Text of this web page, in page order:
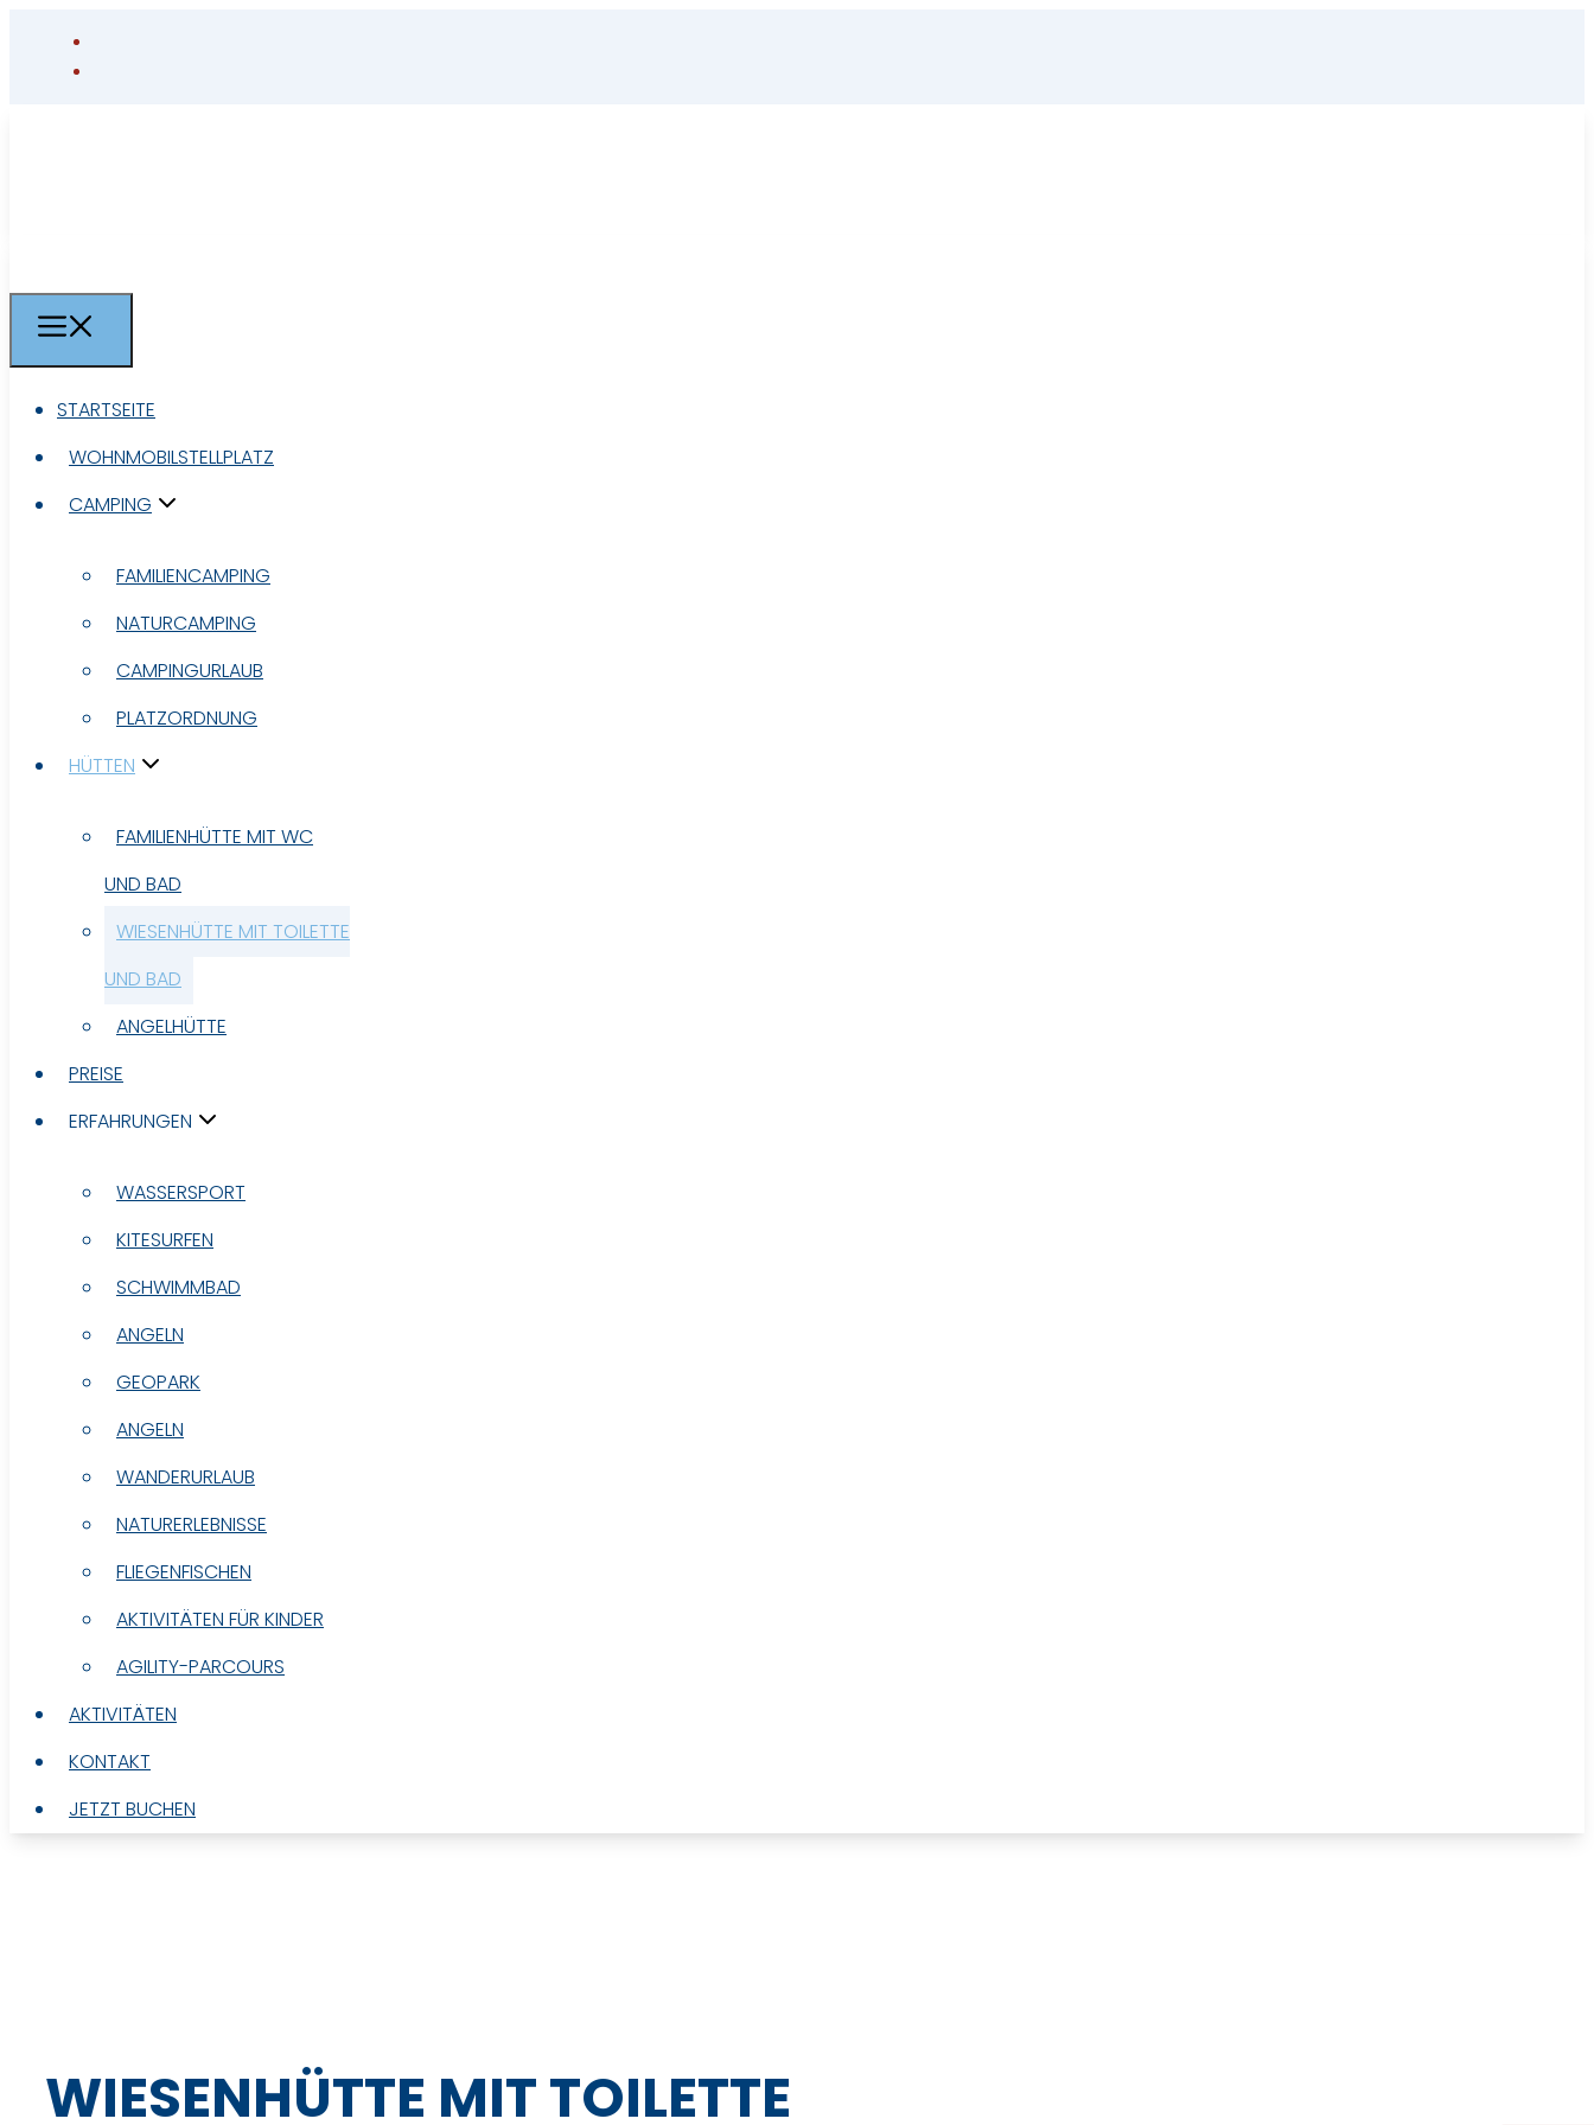
STARTSEITE
WOHNMOBILSTELLPLATZ
CAMPING
FAMILIENCAMPING
NATURCAMPING
CAMPINGURLAUB
PLATZORDNUNG
HÜTTEN
FAMILIENHÜTTE MIT WC
UND BAD
WIESENHÜTTE MIT TOILETTE
UND BAD
ANGELHÜTTE
PREISE
ERFAHRUNGEN
WASSERSPORT
KITESURFEN
SCHWIMMBAD
ANGELN
GEOPARK
ANGELN
WANDERURLAUB
NATURERLEBNISSE
FLIEGENFISCHEN
AKTIVITÄTEN FÜR KINDER
AGILITY-PARCOURS
AKTIVITÄTEN
KONTAKT
JETZT BUCHEN
STARTSEITE
WOHNMOBILSTELLPLATZ
CAMPING
FAMILIENCAMPING
NATURCAMPING
CAMPINGURLAUB
PLATZORDNUNG
HÜTTEN
FAMILIENHÜTTE MIT WC
UND BAD
WIESENHÜTTE MIT TOILETTE
UND BAD
ANGELHÜTTE
PREISE
ERFAHRUNGEN
WASSERSPORT
KITESURFEN
SCHWIMMBAD
ANGELN
GEOPARK
ANGELN
WANDERURLAUB
NATURERLEBNISSE
FLIEGENFISCHEN
AKTIVITÄTEN FÜR KINDER
AGILITY-PARCOURS
AKTIVITÄTEN
KONTAKT
JETZT BUCHEN
WIESENHÜTTE MIT TOILETTE